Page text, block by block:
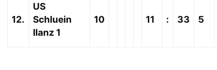
12.
US
Schluein
Ilanz 1
10 11 : 33 5